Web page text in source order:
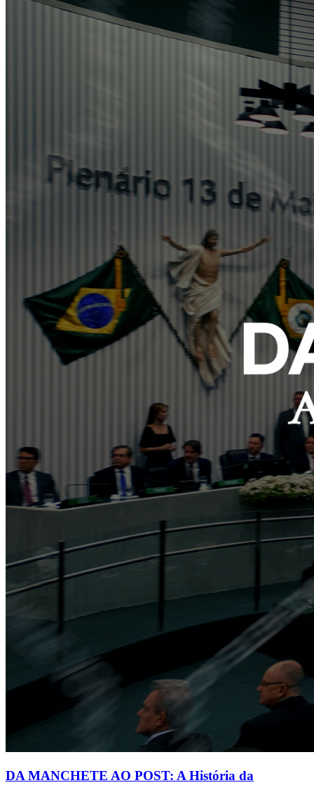
DA MANCHETE AO POST: A História da